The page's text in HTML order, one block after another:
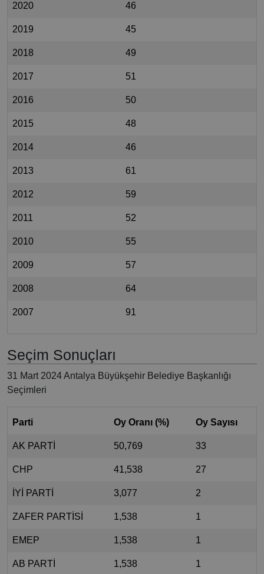
2020 46
2019 45
2018 49
2017 51
2016 50
2015 48
2014 46
2013 61
2012 59
2011 52
2010 55
2009 57
2008 64
2007 91
Seçim Sonuçları
31 Mart 2024 Antalya Büyükşehir Belediye Başkanlığı
Seçimleri
Parti Oy Oranı (%) Oy Sayısı
AK PARTİ 50,769 33
CHP 41,538 27
İYİ PARTİ 3,077 2
ZAFER PARTİSİ 1,538 1
EMEP 1,538 1
AB PARTİ 1,538 1